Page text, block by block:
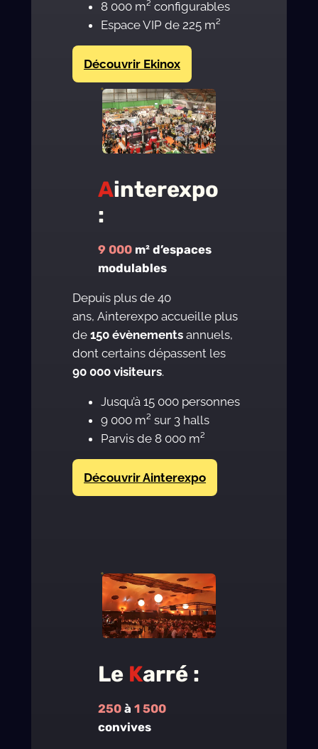
8 000 m² configurables
Espace VIP de 225 m²
Découvrir Ekinox
Ainterexpo
:
9 000m² d’espaces
modulables
Depuis plus de 40
ans, Ainterexpo accueille plus
de150 évènements annuels,
dont certains dépassent les
90 000 visiteurs.
Jusqu’à 15 000 personnes
9 000 m² sur 3 halls
Parvis de 8 000 m²
Découvrir Ainterexpo
Le Karré :
250à 1 500
convives